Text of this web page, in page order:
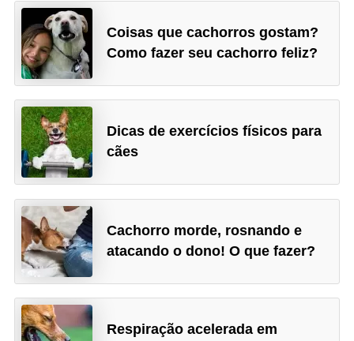
Coisas que cachorros gostam?
Como fazer seu cachorro feliz?
Dicas de exercícios físicos para
cães
Cachorro morde, rosnando e
atacando o dono! O que fazer?
Respiração acelerada em
a
s
d
e
a
n
i
m
a
i
s
V
e